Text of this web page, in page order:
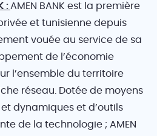
: AMEN BANK est la première
et tunisienne depuis
vouée au service de sa
de l’économie
l’ensemble du territoire
réseau. Dotée de moyens
dynamiques et d’outils
de la technologie ; AMEN